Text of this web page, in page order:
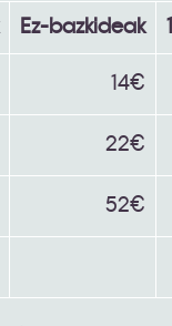
Ez-bazkideak
14€
22€
52€